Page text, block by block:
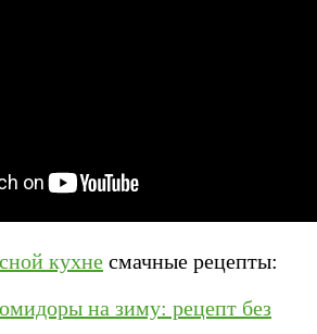
кухне смачные рецепты:
на зиму: рецепт без